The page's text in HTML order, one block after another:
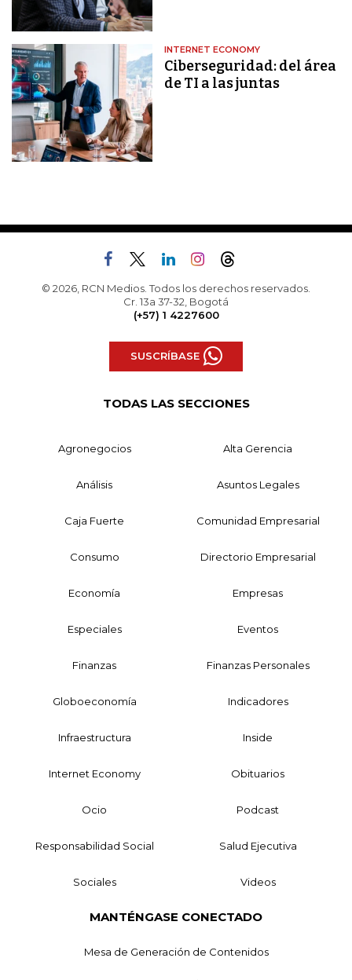
INTERNET ECONOMY
Ciberseguridad: del área
de TI a las juntas
© 2026, RCN Medios. Todos los derechos reservados.
Cr. 13a 37-32, Bogotá
(+57) 1 4227600
SUSCRÍBASE
TODAS LAS SECCIONES
Agronegocios Alta Gerencia
Análisis Asuntos Legales
Caja Fuerte Comunidad Empresarial
Consumo Directorio Empresarial
Economía Empresas
Especiales Eventos
Finanzas Finanzas Personales
Globoeconomía Indicadores
Infraestructura Inside
Internet Economy Obituarios
Ocio Podcast
Responsabilidad Social Salud Ejecutiva
Sociales Videos
MANTÉNGASE CONECTADO
Mesa de Generación de Contenidos